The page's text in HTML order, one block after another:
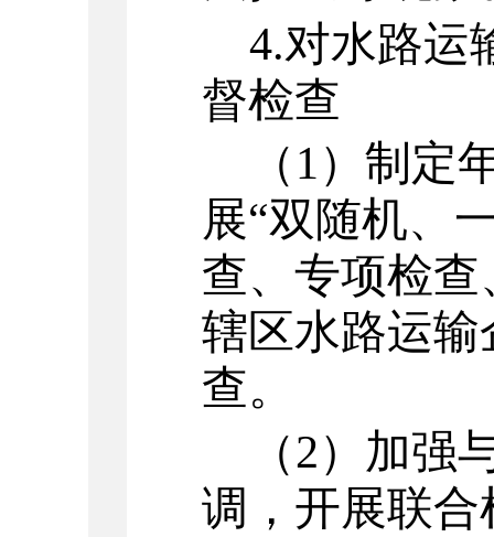
4.对水路运
督检查
（1） 制定
展“双随机、
查、专项检
辖区水路运
查。
（2） 加强
调，开展联